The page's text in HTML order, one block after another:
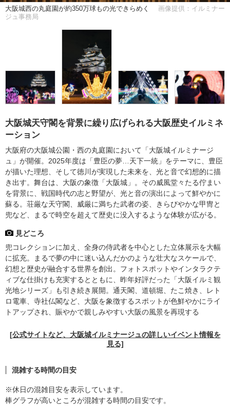
大阪城西の丸庭園が約350万球もの光できらめく
画像提供：イルミナー
ジュ事務局
大阪城天守閣を背景に繰り広げられる大阪歴史イルミネ
ーション
大阪府の大阪城公園・西の丸庭園において「大阪城イルミナージ
ュ」が開催。2025年度は「豊臣の夢…天下一統」をテーマに、豊臣
が描いた理想、そして徳川が実現した未来を、光と音で幻想的に描
き出す。舞台は、大阪の象徴「大阪城」。その威風堂々たる佇まい
を背景に、戦国時代の志と野望が、光と音の演出によって鮮やかに
蘇る。荘厳な天守閣、威厳に満ちた武者の姿、きらびやかな甲冑と
兜など、まるで時空を超えて歴史に没入するような体験が広がる。
見どころ
兜コレクションに加え、全身の侍武者を中心とした立体展示を大幅
に拡充。まるで夢の中に迷い込んだかのような壮大なスケールで、
幻想と歴史が融合する世界を創出。フォトスポットやインタラクテ
ィブな仕掛けも充実するとともに、昨年好評だった「大阪イルミ観
光地シリーズ」も引き続き展開。通天閣、道頓堀、たこ焼き、レト
ロ電車、寺社仏閣など、大阪を象徴するスポットが色鮮やかにライ
トアップされ、賑やかで親しみやすい大阪の風景を再現する
[公式サイトなど、大阪城イルミナージュの詳しいイベント情報を
見る]
混雑する時間の目安
※休日の混雑目安を表示しています。
棒グラフが高いところが混雑する時間の目安です。